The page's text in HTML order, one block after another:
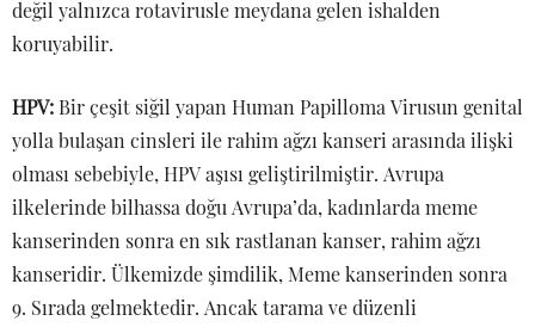
değil yalnızca rotavirusle meydana gelen ishalden
koruyabilir.
HPV:Bir çeşit siğil yapan Human Papilloma Virusun genital
yolla bulaşan cinsleri ile rahim ağzı kanseri arasında ilişki
olması sebebiyle, HPV aşısı geliştirilmiştir. Avrupa
ilkelerinde bilhassa doğu Avrupa’da, kadınlarda meme
kanserinden sonra en sık rastlanan kanser, rahim ağzı
kanseridir. Ülkemizde şimdilik, Meme kanserinden sonra
9. Sırada gelmektedir. Ancak tarama ve düzenli